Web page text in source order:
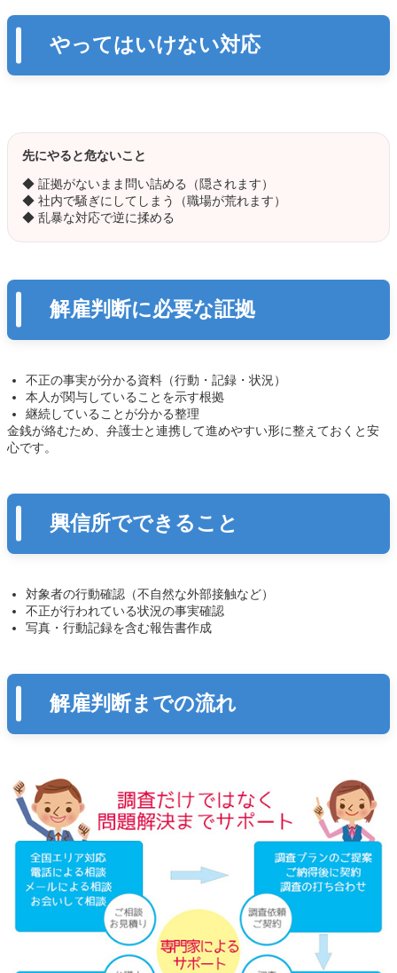
やってはいけない対応
先にやると危ないこと
◆ 証拠がないまま問い詰める（隠されます）
◆ 社内で騒ぎにしてしまう（職場が荒れます）
◆ 乱暴な対応で逆に揉める
解雇判断に必要な証拠
不正の事実が分かる資料（行動・記録・状況）
本人が関与していることを示す根拠
継続していることが分かる整理
金銭が絡むため、弁護士と連携して進めやすい形に整えておくと安
心です。
興信所でできること
対象者の行動確認（不自然な外部接触など）
不正が行われている状況の事実確認
写真・行動記録を含む報告書作成
解雇判断までの流れ